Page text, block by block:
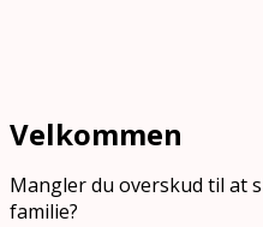
Velkommen
Mangler du overskud til at
familie?